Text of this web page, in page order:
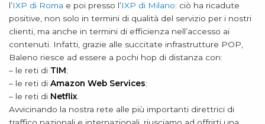
l’IXP di Roma e poi presso l’IXP di Milano: ciò ha ricadute
positive, non solo in termini di qualità del servizio per i nostri
clienti, ma anche in termini di efficienza nell’accesso ai
contenuti. Infatti, grazie alle succitate infrastrutture POP,
Baleno riesce ad essere a pochi hop di distanza con:
– le reti di TIM;
– le reti di Amazon Web Services;
– le reti di Netflix.
Avvicinando la nostra rete alle più importanti direttrici di